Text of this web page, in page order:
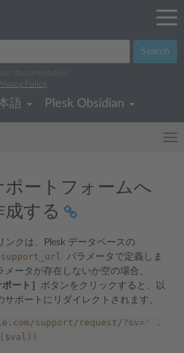
Search
documentation.
Privacy Policy
語 Plesk Obsidian
ートフォームへ
する
ンクは、Plesk データベースの
support_url
パラメータで定義しま
メータが存在しないか空の場合、
ポート］ ボタンをクリックすると、以
サポートにリダイレクトされます。
support/request/?sv='
.